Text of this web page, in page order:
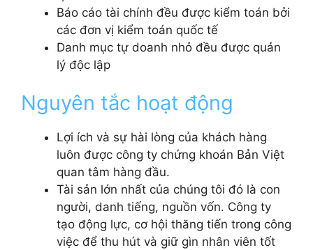
Báo cáo tài chính đều được kiểm toán bởi
các đơn vị kiểm toán quốc tế
Danh mục tự doanh nhỏ đều được quản
lý độc lập
Nguyên tắc hoạt động
Lợi ích và sự hài lòng của khách hàng
luôn được công ty chứng khoán Bản Việt
quan tâm hàng đầu.
Tài sản lớn nhất của chúng tôi đó là con
người, danh tiếng, nguồn vốn. Công ty
tạo động lực, cơ hội thăng tiến trong công
việc để thu hút và giữ gìn nhân viên tốt